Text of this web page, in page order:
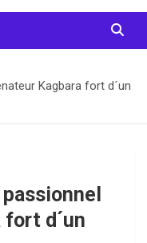
Kagbara fort d´un
fort d´un